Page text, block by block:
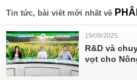
Tin tức, bài viết mới nhất về
19/09/2025
R&D và
vọt cho